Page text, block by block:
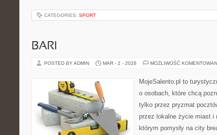
CATEGORIES: SPORT
BARI
POSTED BY ADMIN MAR - 2 - 2026 MOŻLIWOŚĆ
MojeSalento.pl to
o osobach, które chcą
tylko przez pryzmat
przez lokalne życie miast i
którym pomysły na city